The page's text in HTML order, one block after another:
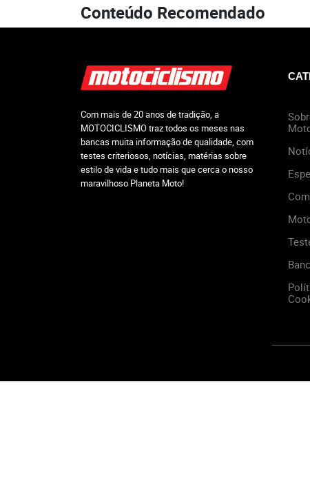
Conteúdo Recomendado
Com mais de 20 anos de tradição, a
MOTOCICLISMO traz todos os meses nas
bancas muita informação de qualidade, com
testes criteriosos, notícias, matérias sobre
estilo de vida e tudo mais que cerca o nosso
maravilhoso Planeta Moto!